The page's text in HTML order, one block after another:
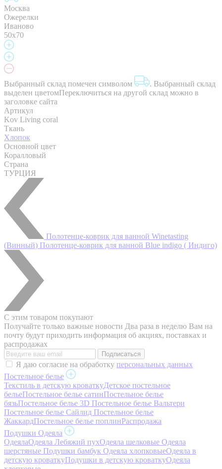
Москва
Ожерелки
Иваново
50х70
Выбранный склад помечен символом . Выбранный склад
выделен цветомПереключиться на другой склад можно в
заголовке сайта
Артикул
Kov Living coral
Ткань
Хлопок
Основной цвет
Коралловый
Страна
ТУРЦИЯ
Полотенце-коврик для ванной Winetasting
(Винный) Полотенце-коврик для ванной Blue indigo ( Индиго)
С этим товаром покупают
Получайте только важные новости Два раза в неделю Вам на
почту будут приходить информация об акциях, поставках и
распродажах
Я даю согласие на обработку персональных данных
Постельное белье
Текстиль в детскую кроваткуДетское постельное
бельеПостельное белье сатинПостельное белье
бязьПостельное белье 3D Постельное белье Вальтери
Постельное белье Сайлид Постельное белье
ЖаккардПостельное белье поплинРаспродажа
Подушки Одеяла
ОдеялаОдеяла Лебяжий пухОдеяла шелковые Одеяла
шерстяные Подушки бамбук Одеяла хлопковыеОдеяла в
детскую кроваткуПодушки в детскую кроваткуОдеяла